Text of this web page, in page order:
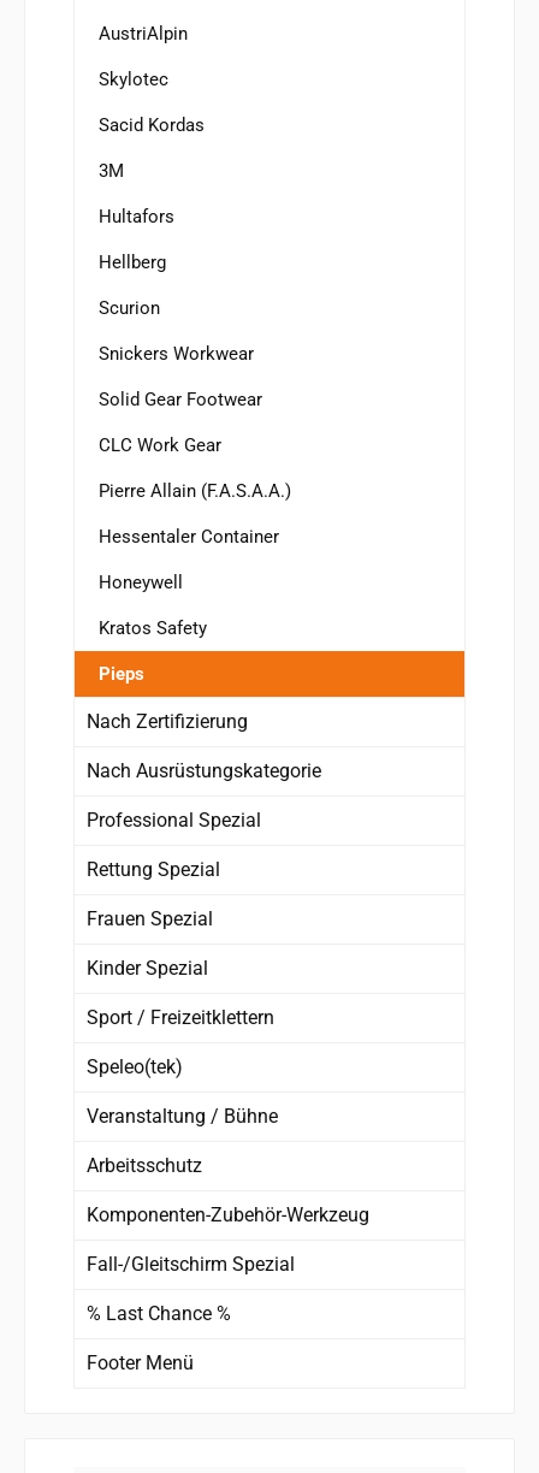
AustriAlpin
Skylotec
Sacid Kordas
3M
Hultafors
Hellberg
Scurion
Snickers Workwear
Solid Gear Footwear
CLC Work Gear
Pierre Allain (F.A.S.A.A.)
Hessentaler Container
Honeywell
Kratos Safety
Pieps
Nach Zertifizierung
Nach Ausrüstungskategorie
Professional Spezial
Rettung Spezial
Frauen Spezial
Kinder Spezial
Sport / Freizeitklettern
Speleo(tek)
Veranstaltung / Bühne
Arbeitsschutz
Komponenten-Zubehör-Werkzeug
Fall-/Gleitschirm Spezial
% Last Chance %
Footer Menü